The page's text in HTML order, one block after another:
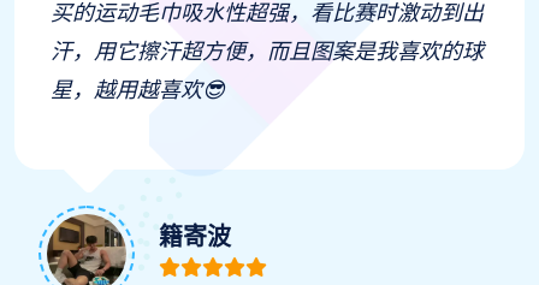
买的运动毛巾吸水性超强，看比赛时激动到出
汗，用它擦汗超方便，而且图案是我喜欢的球
星，越用越喜欢😎
籍寄波